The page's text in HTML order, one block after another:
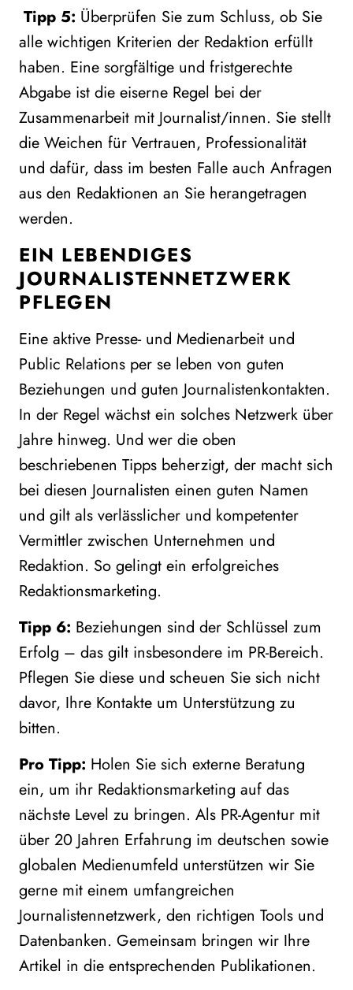
Tipp 5: Überprüfen Sie zum Schluss, ob Sie
alle wichtigen Kriterien der Redaktion erfüllt
haben. Eine sorgfältige und fristgerechte
Abgabe ist die eiserne Regel bei der
Zusammenarbeit mit Journalist/innen. Sie stellt
die Weichen für Vertrauen, Professionalität
und dafür, dass im besten Falle auch Anfragen
aus den Redaktionen an Sie herangetragen
werden.
EIN LEBENDIGES
JOURNALISTENNETZWERK
PFLEGEN
Eine aktive Presse- und Medienarbeit und
Public Relations per se leben von guten
Beziehungen und guten Journalistenkontakten.
In der Regel wächst ein solches Netzwerk über
Jahre hinweg. Und wer die oben
beschriebenen Tipps beherzigt, der macht sich
bei diesen Journalisten einen guten Namen
und gilt als verlässlicher und kompetenter
Vermittler zwischen Unternehmen und
Redaktion. So gelingt ein erfolgreiches
Redaktionsmarketing.
Tipp 6: Beziehungen sind der Schlüssel zum
Erfolg – das gilt insbesondere im PR-Bereich.
Pflegen Sie diese und scheuen Sie sich nicht
davor, Ihre Kontakte um Unterstützung zu
bitten.
Pro Tipp: Holen Sie sich externe Beratung
ein, um ihr Redaktionsmarketing auf das
nächste Level zu bringen. Als PR-Agentur mit
über 20 Jahren Erfahrung im deutschen sowie
globalen Medienumfeld unterstützen wir Sie
gerne mit einem umfangreichen
Journalistennetzwerk, den richtigen Tools und
Datenbanken. Gemeinsam bringen wir Ihre
Artikel in die entsprechenden Publikationen.